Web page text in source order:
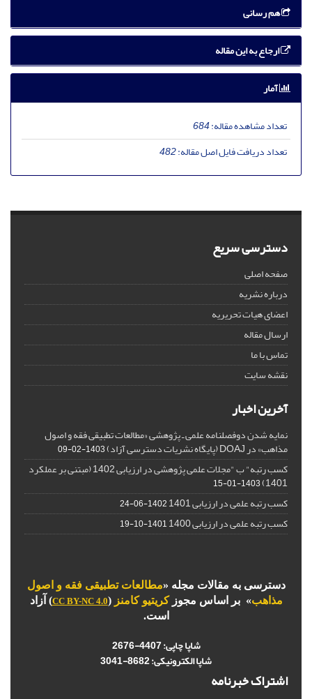
هم رسانی
ارجاع به این مقاله
آمار
تعداد مشاهده مقاله:684
تعداد دریافت فایل اصل مقاله:482
دسترسی سریع
صفحه اصلی
درباره نشریه
اعضای هیات تحریریه
ارسال مقاله
تماس با ما
نقشه سایت
آخرین اخبار
نمایه شدن دوفصلنامه علمی ـ پژوهشی «مطالعات تطبیقی فقه و اصول
مذاهب» در DOAJ (پایگاه نشریات دسترسی آزاد) 1403-02-09
کسب رتبه" ب "مجلات علمی پژوهشی در ارزیابی 1402 (مبتنی بر عملکرد
1401)
1403-01-15
کسب رتبه علمی در ارزیابی 1401 1402-06-24
کسب رتبه علمی در ارزیابی 1400 1401-10-19
دسترسی به مقالات مجله «مطالعات تطبیقی فقه و اصول
مذاهب» بر اساس مجوزکریتیو کامنز (
CC BY-NC 4.0) آزاد
است.
شاپا چاپی:4407-2676
شاپا الکترونیکی:3041-8682
اشتراک خبرنامه